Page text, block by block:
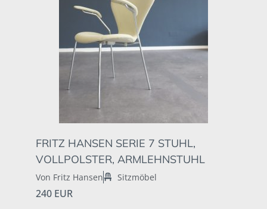
FRITZ HANSEN SERIE 7 STUHL,
VOLLPOLSTER, ARMLEHNSTUHL
Von Fritz Hansen Sitzmöbel
240 EUR